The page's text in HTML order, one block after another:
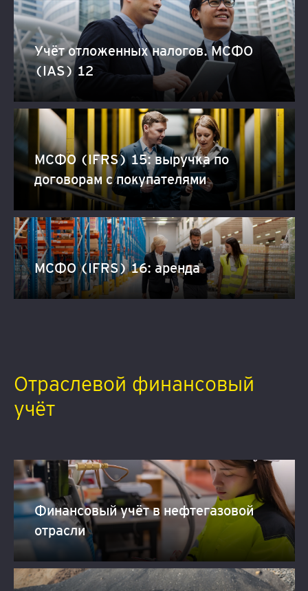
Учёт отложенных налогов. МСФО
(IAS) 12
МСФО (IFRS) 15: выручка по
договорам с покупателями
МСФО (IFRS) 16: аренда
Отраслевой финансовый
учёт
Финансовый учёт в нефтегазовой
отрасли